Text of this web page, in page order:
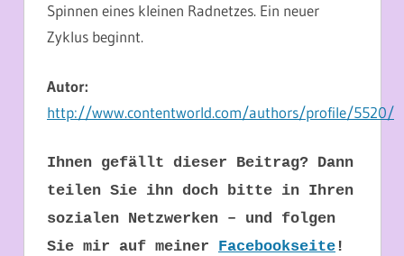
Spinnen eines kleinen Radnetzes. Ein neuer
Zyklus beginnt.
Autor:
http://www.contentworld.com/authors/profile/5520/
Ihnen gefällt dieser Beitrag? Dann
teilen Sie ihn doch bitte in Ihren
sozialen Netzwerken – und folgen
Sie mir auf meiner Facebookseite !